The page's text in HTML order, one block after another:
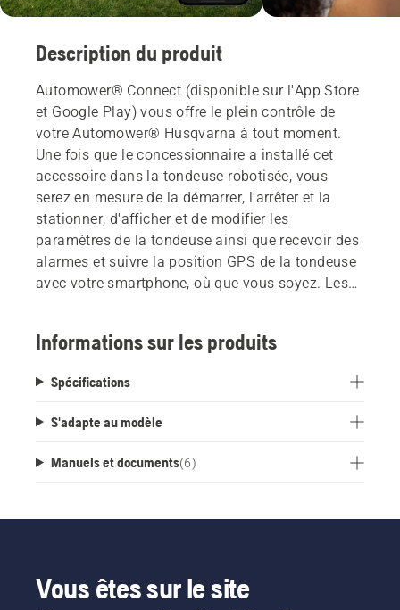
Description du produit
Automower® Connect (disponible sur l'App Store
et Google Play) vous offre le plein contrôle de
votre Automower® Husqvarna à tout moment.
Une fois que le concessionnaire a installé cet
accessoire dans la tondeuse robotisée, vous
serez en mesure de la démarrer, l'arrêter et la
stationner, d'afficher et de modifier les
paramètres de la tondeuse ainsi que recevoir des
alarmes et suivre la position GPS de la tondeuse
avec votre smartphone, où que vous soyez. Les
disposant pas de smartphone.
Informations sur les produits
Spécifications
S'adapte au modèle
Manuels et documents(6)
Vous êtes sur le site